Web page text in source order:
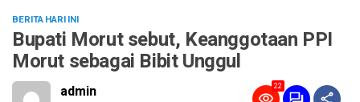
BERITA HARI INI
Bupati Morut sebut, Keanggotaan PPI
Morut sebagai Bibit Unggul
admin 22